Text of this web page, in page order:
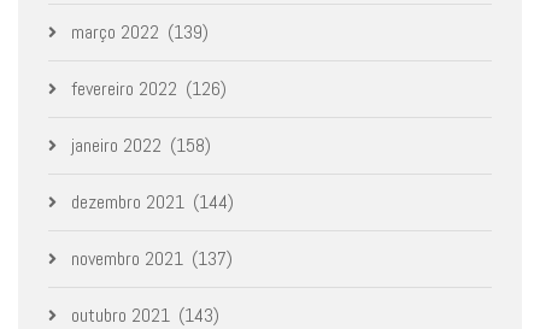
março 2022 (139)
fevereiro 2022 (126)
janeiro 2022 (158)
dezembro 2021 (144)
novembro 2021 (137)
outubro 2021 (143)